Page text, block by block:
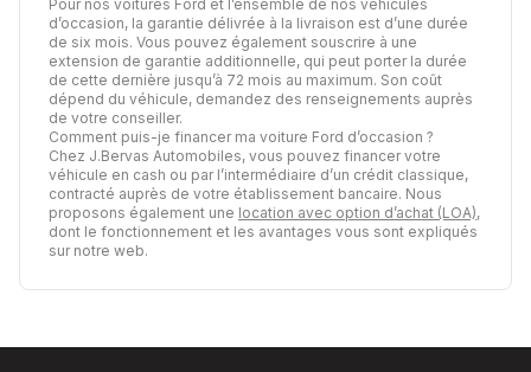
Pour nos voitures Ford et l’ensemble de nos véhicules
d’occasion, la garantie délivrée à la livraison est d’une durée
de six mois. Vous pouvez également souscrire à une
extension de garantie additionnelle, qui peut porter la durée
de cette dernière jusqu’à 72 mois au maximum. Son coût
dépend du véhicule, demandez des renseignements auprès
de votre conseiller.
Comment puis-je financer ma voiture Ford d’occasion ?
Chez J.Bervas Automobiles, vous pouvez financer votre
véhicule en cash ou par l’intermédiaire d’un crédit classique,
contracté auprès de votre établissement bancaire. Nous
proposons également une location avec option d’achat (LOA),
dont le fonctionnement et les avantages vous sont expliqués
sur notre web.